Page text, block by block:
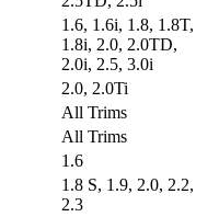
1.6, 1.6i, 1.8, 1.8T,
1.8i, 2.0, 2.0TD,
2.0i, 2.5, 3.0i
2.0, 2.0Ti
All Trims
All Trims
1.6
1.8 S, 1.9, 2.0, 2.2,
2.3